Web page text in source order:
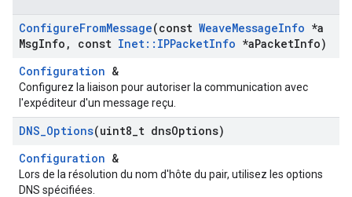
ConfigureFromMessage(const WeaveMessageInfo *a
MsgInfo , const Inet:: IPPacketInfo *aPacketInfo)
Configuration &
Configurez la liaison pour autoriser la communication avec
l'expéditeur d'un message reçu.
DNS_Options(uint8 t dnsOptions)
Configuration &
Lors de la résolution du nom d'hôte du pair, utilisez les options
DNS spécifiées.